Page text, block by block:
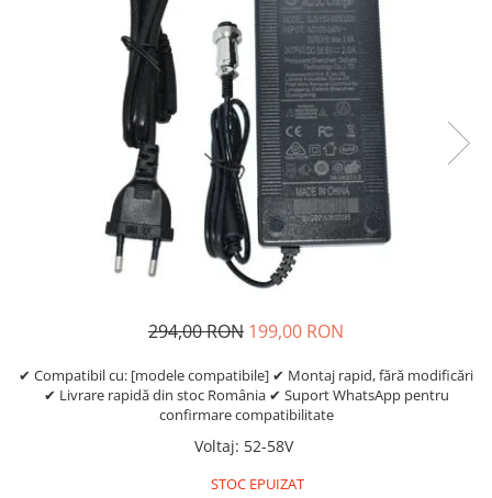
Contact cu cheie
https://www.doctortrotineta.ro/frane
Placute de frana
Manete de frana
https://www.doctortrotineta.ro/lumini
https://www.doctortrotineta.ro/cadru
Aparatori (aripi)
294,00 RON 199,00 RON
✔ Compatibil cu: [modele compatibile] ✔ Montaj rapid, fără modificări
✔ Livrare rapidă din stoc România ✔ Suport WhatsApp pentru
confirmare compatibilitate
Voltaj: 52-58V
STOC EPUIZAT